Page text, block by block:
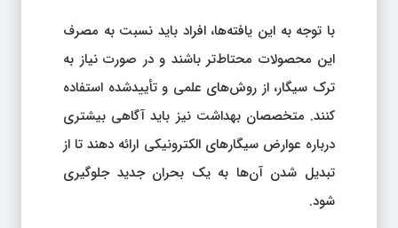
با توجه به این یافته‌ها، افراد باید نسبت به مصرف
این محصولات محتاط‌تر باشند و در صورت نیاز به
ترک سیگار، از روش‌های علمی و تأییدشده استفاده
کنند. متخصصان بهداشت نیز باید آگاهی بیشتری
درباره عوارض سیگارهای الکترونیکی ارائه دهند تا از
تبدیل شدن آن‌ها به یک بحران جدید جلوگیری
شود.